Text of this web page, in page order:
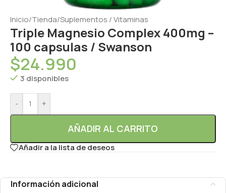
Inicio/Tienda/Suplementos / Vitaminas
Triple Magnesio Complex 400mg –
100 capsulas / Swanson
$24.990
3 disponibles
- +
AÑADIR AL CARRITO
Añadir a la lista de deseos
Información adicional